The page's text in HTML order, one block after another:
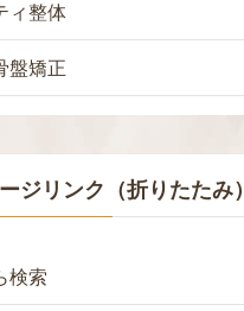
ィ整体
盤矯正
ジリンク（折りたたみ）
検索